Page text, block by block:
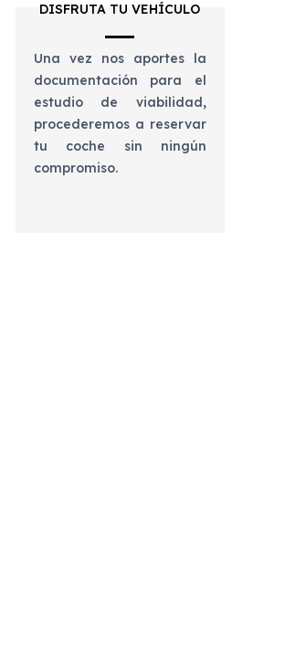
DISFRUTA TU VEHÍCULO
Una vez nos aportes la
documentación para el
estudio de viabilidad,
procederemos a reservar
tu coche sin ningún
compromiso.